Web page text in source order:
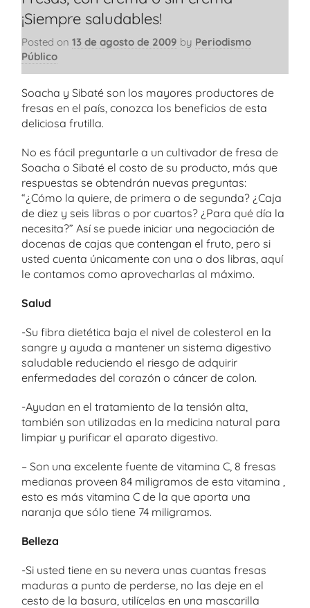
¡Siempre saludables!
Posted on 13 de agosto de 2009 by Periodismo
Público
Soacha y Sibaté son los mayores productores de
fresas en el país, conozca los beneficios de esta
deliciosa frutilla.
No es fácil preguntarle a un cultivador de fresa de
Soacha o Sibaté el costo de su producto, más que
respuestas se obtendrán nuevas preguntas:
“¿Cómo la quiere, de primera o de segunda? ¿Caja
de diez y seis libras o por cuartos? ¿Para qué día la
necesita?” Así se puede iniciar una negociación de
docenas de cajas que contengan el fruto, pero si
usted cuenta únicamente con una o dos libras, aquí
le contamos como aprovecharlas al máximo.
Salud
-Su fibra dietética baja el nivel de colesterol en la
sangre y ayuda a mantener un sistema digestivo
saludable reduciendo el riesgo de adquirir
enfermedades del corazón o cáncer de colon.
-Ayudan en el tratamiento de la tensión alta,
también son utilizadas en la medicina natural para
limpiar y purificar el aparato digestivo.
– Son una excelente fuente de vitamina C, 8 fresas
medianas proveen 84 miligramos de esta vitamina ,
esto es más vitamina C de la que aporta una
naranja que sólo tiene 74 miligramos.
Belleza
-Si usted tiene en su nevera unas cuantas fresas
maduras a punto de perderse, no las deje en el
cesto de la basura, utilícelas en una mascarilla